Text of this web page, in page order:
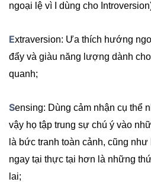
ngoại lệ vì I dùng cho
Extraversion: Ưa thích hướng
đẩy và giàu năng lượng dành
quanh;
Sensing: Dùng cảm nhận cụ thể
vậy họ tập trung sự chú ý vào
là bức tranh toàn cảnh, cũng
ngay tại thực tại hơn là những
lai;